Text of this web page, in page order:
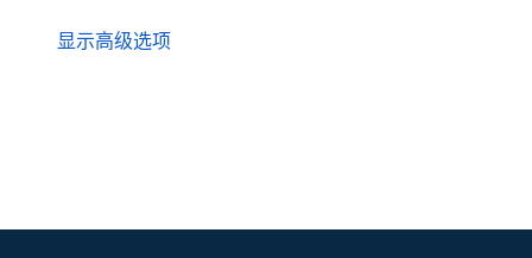
显示高级选项